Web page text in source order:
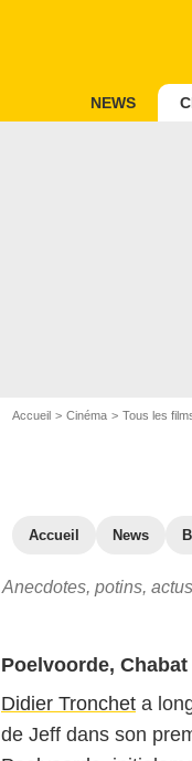
NEWS
Accueil Cinéma Tous les
Accueil News
Anecdotes, potins,
Poelvoorde,
Didier Tronchet a
de Jeff dans son